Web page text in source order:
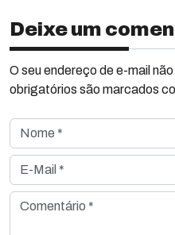
Deixe um
O seu endereço de e-mail
obrigatórios são marcados
Nome *
E-Mail *
Comentário *